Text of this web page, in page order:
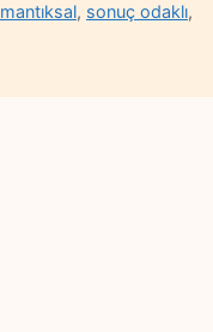
mantıksal, sonuç odaklı,